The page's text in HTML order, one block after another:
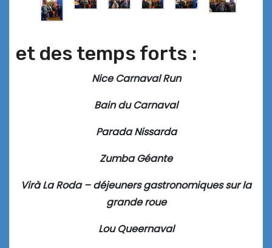
et des temps forts :
Nice Carnaval Run
Bain du Carnaval
Parada Nissarda
Zumba Géante
Virà La Roda – déjeuners gastronomiques sur la
grande roue
Lou Queernaval